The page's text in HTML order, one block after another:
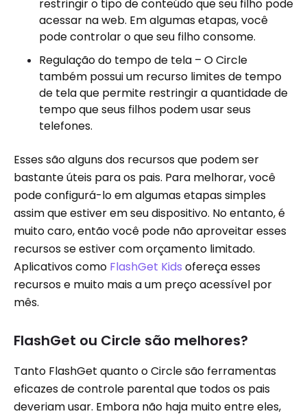
restringir o tipo de conteúdo que seu filho pode
acessar na web. Em algumas etapas, você
pode controlar o que seu filho consome.
Regulação do tempo de tela – O Circle
também possui um recurso limites de tempo
de tela que permite restringir a quantidade de
tempo que seus filhos podem usar seus
telefones.
Esses são alguns dos recursos que podem ser
bastante úteis para os pais. Para melhorar, você
pode configurá-lo em algumas etapas simples
assim que estiver em seu dispositivo. No entanto, é
muito caro, então você pode não aproveitar esses
recursos se estiver com orçamento limitado.
Aplicativos como FlashGet Kids ofereça esses
recursos e muito mais a um preço acessível por
mês.
FlashGet ou Circle são melhores?
Tanto FlashGet quanto o Circle são ferramentas
eficazes de controle parental que todos os pais
deveriam usar. Embora não haja muito entre eles,